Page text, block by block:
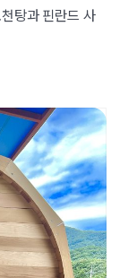
탕과 핀란드 사